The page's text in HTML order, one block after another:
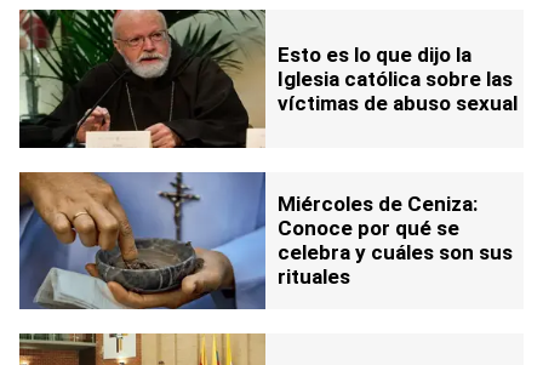
Esto es lo que dijo la
Iglesia católica sobre las
víctimas de abuso sexual
Miércoles de Ceniza:
Conoce por qué se
celebra y cuáles son sus
rituales